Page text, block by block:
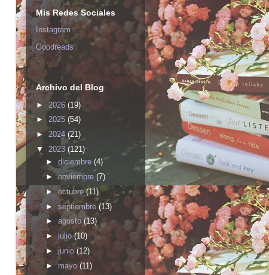
Mis Redes Sociales
Instagram
Goodreads
Archivo del Blog
► 2026 (19)
► 2025 (54)
► 2024 (21)
▼ 2023 (121)
► diciembre (4)
►noviembre (7)
►octubre(11)
►septiembre (13)
► agosto(13)
► julio(10)
► junio (12)
►mayo (11)